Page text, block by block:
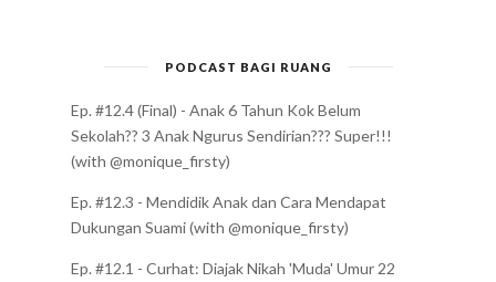
PODCAST BAGI RUANG
Ep. #12.4 (Final) - Anak 6 Tahun Kok Belum
Sekolah?? 3 Anak Ngurus Sendirian??? Super!!!
(with @monique_firsty)
Ep. #12.3 - Mendidik Anak dan Cara Mendapat
Dukungan Suami (with @monique_firsty)
Ep. #12.1 - Curhat: Diajak Nikah 'Muda' Umur 22